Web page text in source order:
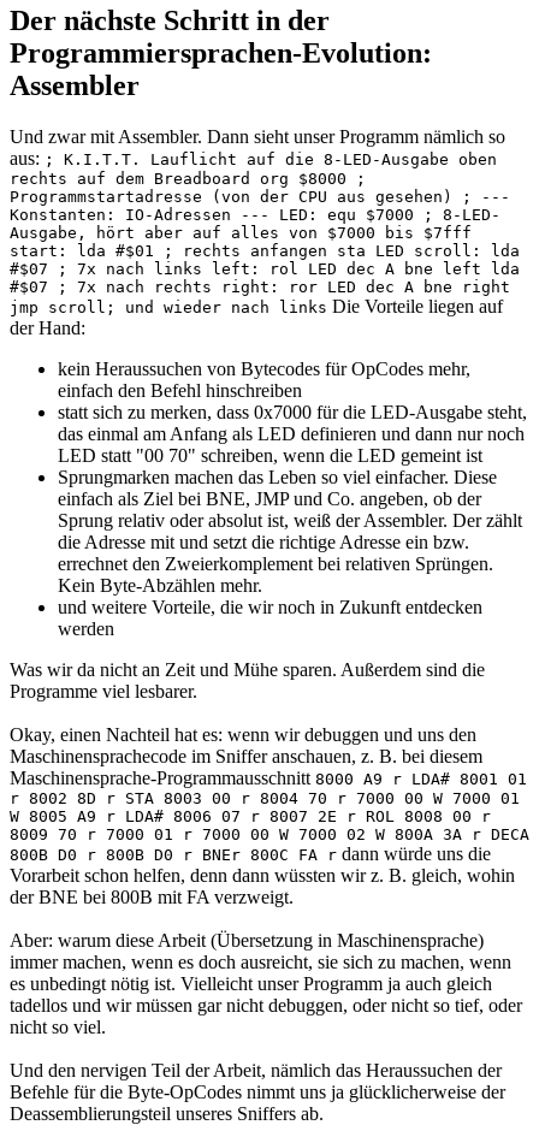
Der nächste Schritt in der
Programmiersprachen-Evolution:
Assembler
Und zwar mit Assembler. Dann sieht unser Programm nämlich so
aus: ; K.I.T.T. Lauflicht auf die 8-LED-Ausgabe oben
rechts auf dem Breadboard org $8000 ;
Programmstartadresse (von der CPU aus gesehen) ; ---
Konstanten: IO-Adressen --- LED: equ $7000 ; 8-LED-
Ausgabe, hört aber auf alles von $7000 bis $7fff
start: lda #$01 ; rechts anfangen sta LED scroll: lda
#$07 ; 7x nach links left: rol LED dec A bne left lda
#$07 ; 7x nach rechts right: ror LED dec A bne right
jmp scroll; und wieder nach links Die Vorteile liegen auf
der Hand:
kein Heraussuchen von Bytecodes für OpCodes mehr,
einfach den Befehl hinschreiben
statt sich zu merken, dass 0x7000 für die LED-Ausgabe steht,
das einmal am Anfang als LED definieren und dann nur noch
LED statt "00 70" schreiben, wenn die LED gemeint ist
Sprungmarken machen das Leben so viel einfacher. Diese
einfach als Ziel bei BNE, JMP und Co. angeben, ob der
Sprung relativ oder absolut ist, weiß der Assembler. Der zählt
die Adresse mit und setzt die richtige Adresse ein bzw.
errechnet den Zweierkomplement bei relativen Sprüngen.
Kein Byte-Abzählen mehr.
und weitere Vorteile, die wir noch in Zukunft entdecken
werden
Was wir da nicht an Zeit und Mühe sparen. Außerdem sind die
Programme viel lesbarer.
Okay, einen Nachteil hat es: wenn wir debuggen und uns den
Maschinensprachecode im Sniffer anschauen, z. B. bei diesem
Maschinensprache-Programmausschnitt 8000 A9 r LDA# 8001 01
r 8002 8D r STA 8003 00 r 8004 70 r 7000 00 W 7000 01
W 8005 A9 r LDA# 8006 07 r 8007 2E r ROL 8008 00 r
8009 70 r 7000 01 r 7000 00 W 7000 02 W 800A 3A r DECA
800B D0 r 800B D0 r BNEr 800C FA r dann würde uns die
Vorarbeit schon helfen, denn dann wüssten wir z. B. gleich, wohin
der BNE bei 800B mit FA verzweigt.
Aber: warum diese Arbeit (Übersetzung in Maschinensprache)
immer machen, wenn es doch ausreicht, sie sich zu machen, wenn
es unbedingt nötig ist. Vielleicht unser Programm ja auch gleich
tadellos und wir müssen gar nicht debuggen, oder nicht so tief, oder
nicht so viel.
Und den nervigen Teil der Arbeit, nämlich das Heraussuchen der
Befehle für die Byte-OpCodes nimmt uns ja glücklicherweise der
Deassemblierungsteil unseres Sniffers ab.